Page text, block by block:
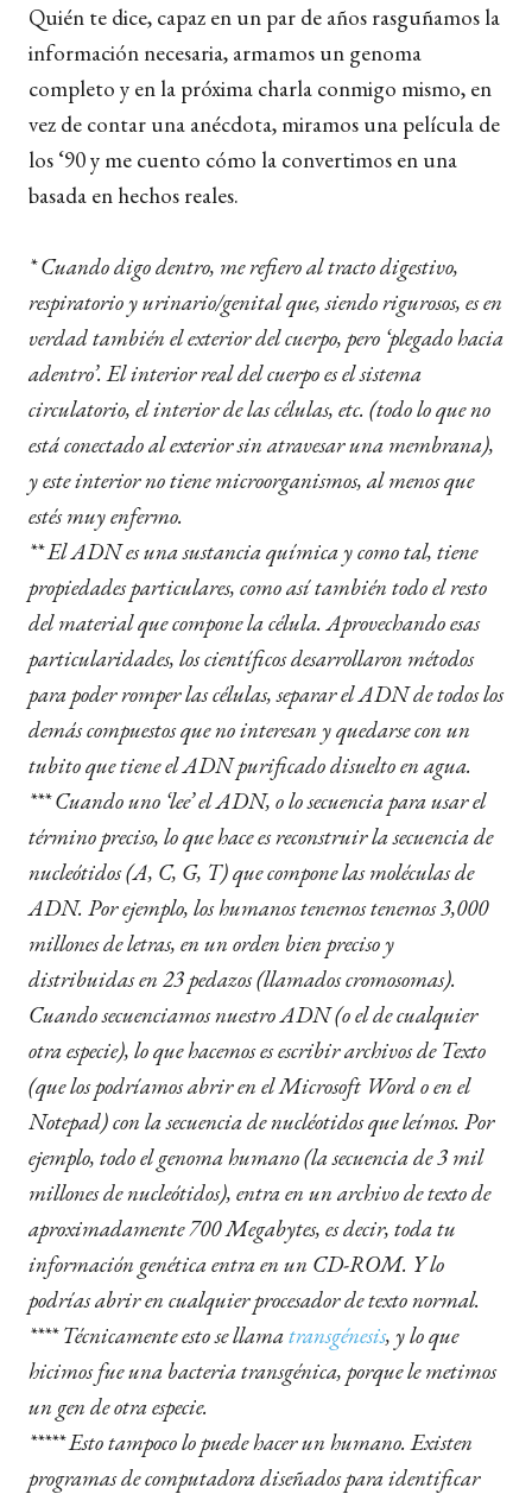
Quién te dice, capaz en un par de años rasguñamos la
información necesaria, armamos un genoma
completo y en la próxima charla conmigo mismo, en
vez de contar una anécdota, miramos una película de
los ‘90 y me cuento cómo la convertimos en una
basada en hechos reales.
* Cuando digo dentro, me refiero al tracto digestivo,
respiratorio y urinario/genital que, siendo rigurosos, es en
verdad también el exterior del cuerpo, pero ‘plegado hacia
adentro’. El interior real del cuerpo es el sistema
circulatorio, el interior de las células, etc. (todo lo que no
está conectado al exterior sin atravesar una membrana),
y este interior no tiene microorganismos, al menos que
estés muy enfermo.
**El ADN es una sustancia química y como tal, tiene
propiedades particulares, como así también todo el resto
del material que compone la célula. Aprovechando esas
particularidades, los científicos desarrollaron métodos
para poder romper las células, separar el ADN de todos los
demás compuestos que no interesan y quedarse con un
tubito que tiene el ADN purificado disuelto en agua.
***Cuando uno ‘lee’ el ADN, o lo secuencia para usar el
término preciso, lo que hace es reconstruir la secuencia de
nucleótidos (A, C, G, T) que compone las moléculas de
ADN. Por ejemplo, los humanos tenemos tenemos 3,000
millones de letras, en un orden bien preciso y
distribuidas en 23 pedazos (llamados cromosomas).
Cuando secuenciamos nuestro ADN (o el de cualquier
otra especie), lo que hacemos es escribir archivos de Texto
(que los podríamos abrir en el Microsoft Word o en el
Notepad) con la secuencia de nucléotidos que leímos. Por
ejemplo, todo el genoma humano (la secuencia de 3 mil
millones de nucleótidos), entra en un archivo de texto de
aproximadamente 700 Megabytes, es decir, toda tu
información genética entra en un CD-ROM. Y lo
podrías abrir en cualquier procesador de texto normal.
****Técnicamente esto se llamatransgénesis, y lo que
hicimos fue una bacteria transgénica, porque le metimos
un gen de otra especie.
***** Esto tampoco lo puede hacer un humano. Existen
programas de computadora diseñados para identificar